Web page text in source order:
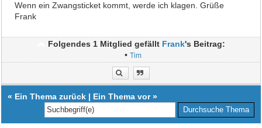
Wenn ein Zwangsticket kommt, werde ich klagen. Grüße
Frank
Folgendes 1 Mitglied gefällt Frank's Beitrag:
•Tim
« Ein Thema zurück | Ein Thema vor»